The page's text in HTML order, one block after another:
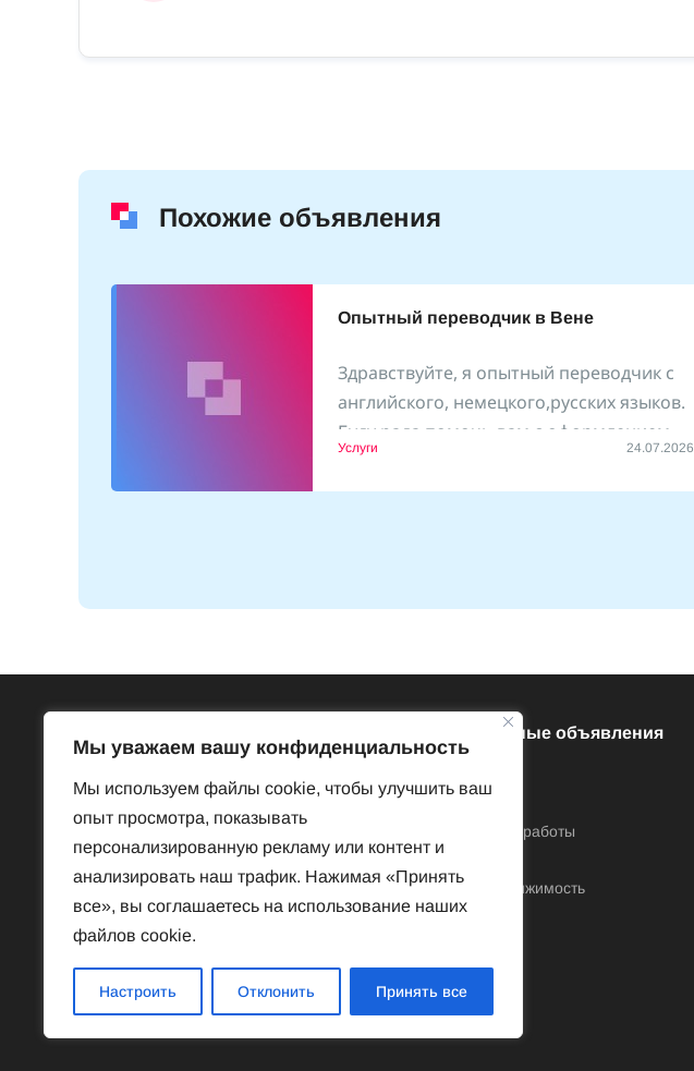
Мы уважаем вашу конфиденциальность
Мы используем файлы cookie, чтобы улучшить ваш
опыт просмотра, показывать
персонализированную рекламу или контент и
анализировать наш трафик. Нажимая «Принять
все», вы соглашаетесь на использование наших
файлов cookie.
Настроить Отклонить Принять все
Похожие объявления
Опытный переводчик в Вене
Здравствуйте, я опытный переводчик с
английского, немецкого,русских языков.
Буду рада помочь вам с оформлением
документов, сопровожу
Услуги 24.07.2026
Законы и порядки
Нравы и обычаи
История
Наука
Культура
Спорт
Знаменитые австрийцы
Соотечественники в Австрии
Бесплатные объявления
Предложения работы
Частная недвижимость